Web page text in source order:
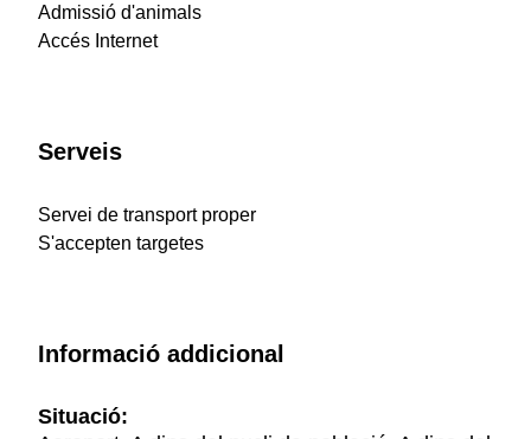
Admissió d'animals
Accés Internet
Serveis
Servei de transport proper
S'accepten targetes
Informació addicional
Situació: